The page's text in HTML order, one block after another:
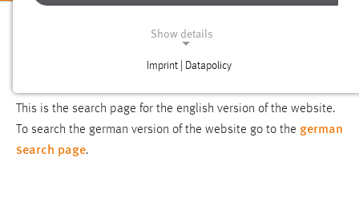
This is the search page for the english version of the website.
To search the german version of the website go to the german
search page.
Show details
Imprint | Datapolicy